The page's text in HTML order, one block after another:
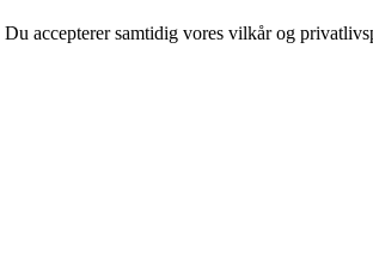
accepterer samtidig vores vilkår og